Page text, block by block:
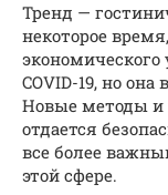
Тренд —
некоторое
экономического
COVID-19, но она
Новые методы и
отдается
все более
этой сфере.